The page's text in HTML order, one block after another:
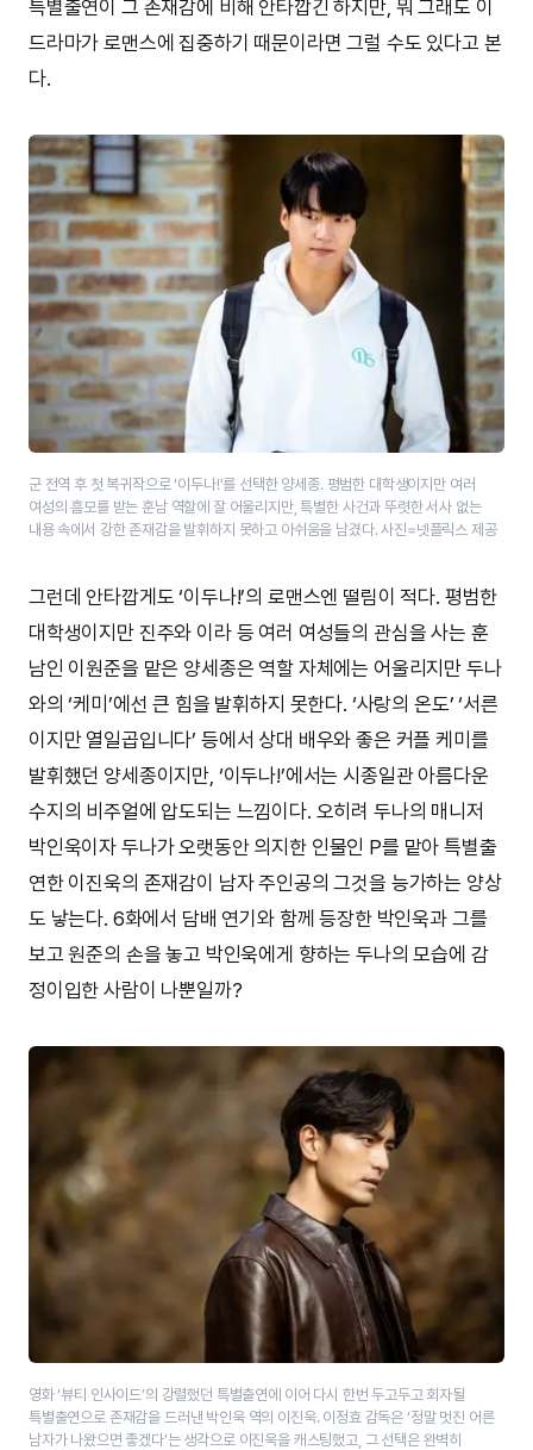
특별출연이 그 존재감에 비해 안타깝긴 하지만, 뭐 그래도 이
드라마가 로맨스에 집중하기 때문이라면 그럴 수도 있다고 본
다.
군 전역 후 첫 복귀작으로 ‘이두나!’를 선택한 양세종. 평범한 대학생이지만 여러
여성의 흠모를 받는 훈남 역할에 잘 어울리지만, 특별한 사건과 뚜렷한 서사 없는
내용 속에서 강한 존재감을 발휘하지 못하고 아쉬움을 남겼다. 사진=넷플릭스 제공
그런데 안타깝게도 ‘이두나!’의 로맨스엔 떨림이 적다. 평범한
대학생이지만 진주와 이라 등 여러 여성들의 관심을 사는 훈
남인 이원준을 맡은 양세종은 역할 자체에는 어울리지만 두나
와의 ‘케미’에선 큰 힘을 발휘하지 못한다. ‘사랑의 온도’ ‘서른
이지만 열일곱입니다’ 등에서 상대 배우와 좋은 커플 케미를
발휘했던 양세종이지만, ‘이두나!’에서는 시종일관 아름다운
수지의 비주얼에 압도되는 느낌이다. 오히려 두나의 매니저
박인욱이자 두나가 오랫동안 의지한 인물인 P를 맡아 특별출
연한 이진욱의 존재감이 남자 주인공의 그것을 능가하는 양상
도 낳는다. 6화에서 담배 연기와 함께 등장한 박인욱과 그를
보고 원준의 손을 놓고 박인욱에게 향하는 두나의 모습에 감
정이입한 사람이 나뿐일까?
영화 ‘뷰티 인사이드’의 강렬했던 특별출연에 이어 다시 한번 두고두고 회자될
특별출연으로 존재감을 드러낸 박인욱 역의 이진욱. 이정효 감독은 ‘정말 멋진 어른
남자가 나왔으면 좋겠다’는 생각으로 이진욱을 캐스팅했고, 그 선택은 완벽히